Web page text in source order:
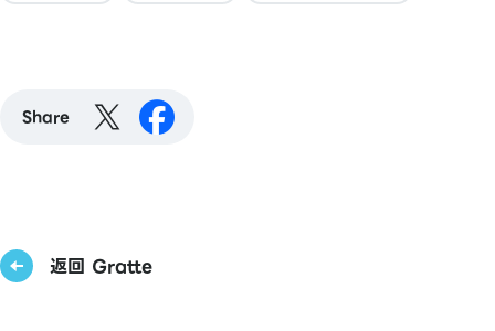
Share
返回 Gratte